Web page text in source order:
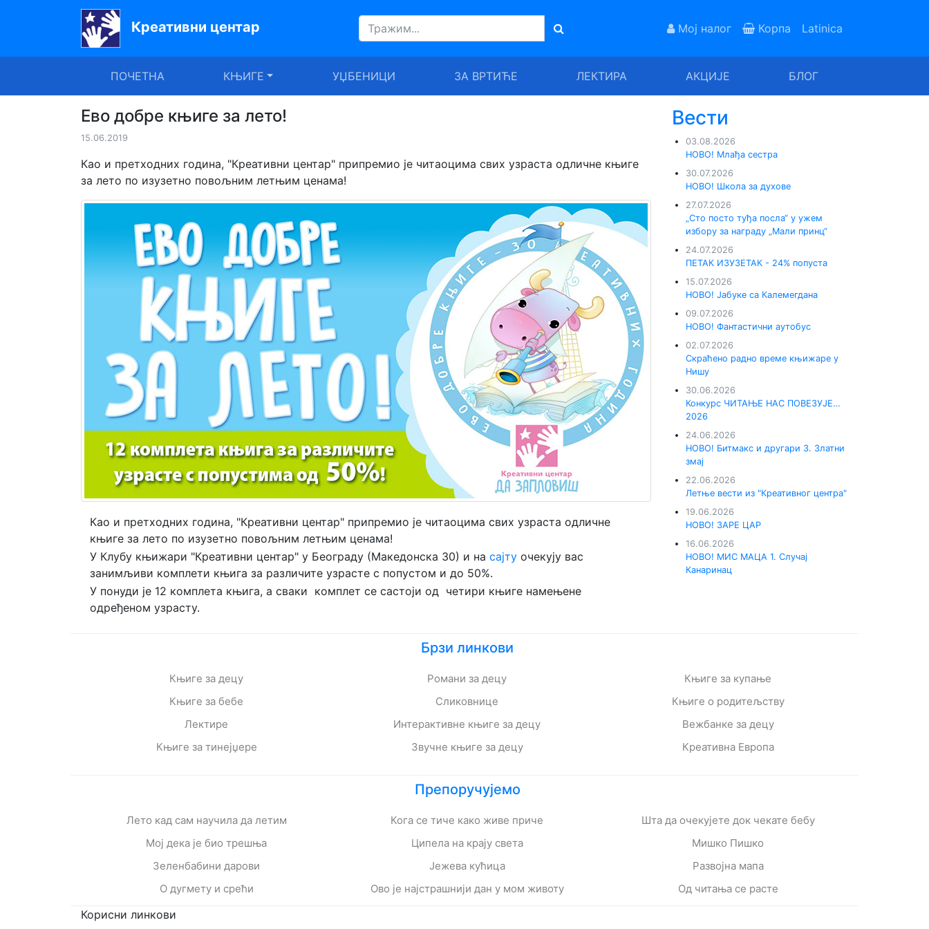
Креативни центар Мој налог Корпа Latinica
ПОЧЕТНА КЊИГЕ УЏБЕНИЦИ ЗА ВРТИЋЕ ЛЕКТИРА АКЦИЈЕ БЛОГ
Почетна
УџбенициЕво добре књиге за лето!
15.06.2019
Као и претходних година, "Креативни центар" припремио је читаоцима свих узраста одличне књиге
за лето по изузетно повољним летњим ценама!
Као и претходних година, "Креативни центар" припремио је читаоцима свих узраста одличне
књиге за лето по изузетно повољним летњим ценама!
У Клубу књижари "Креативни центар" у Београду (Македонска 30) и на сајту очекују вас
занимљиви комплети књига за различите узрасте с попустом и до 50%.
У понуди је 12 комплета књига, а сваки комплет се састоји од четири књиге намењене
одређеном узрасту.
Вести
03.08.2026
НОВО! Млађа сестра
30.07.2026
НОВО! Школа за духове
27.07.2026
„Сто посто туђа посла“ у ужем
избору за награду „Мали принц“
24.07.2026
ПЕТАК ИЗУЗЕТАК - 24% попуста
15.07.2026
НОВО! Јабуке са Калемегдана
09.07.2026
НОВО! Фантастични аутобус
02.07.2026
Скраћено радно време књижаре у
Нишу
30.06.2026
Конкурс ЧИТАЊЕ НАС ПОВЕЗУЈЕ…
2026
24.06.2026
НОВО! Битмакс и другари 3. Златни
змај
22.06.2026
Летње вести из "Креативног центра"
19.06.2026
НОВО! ЗАРЕ ЦАР
16.06.2026
НОВО! МИС МАЦА 1. Случај
Канаринац
Брзи линкови
Књиге за децу
Књиге за бебе
Лектире
Књиге за тинејџере
Романи за децу
Сликовнице
Интерактивне књиге за децу
Звучне књиге за децу
Књиге за купање
Књиге о родитељству
Вежбанке за децу
Креативна Европа
Препоручујемо
Лето кад сам научила да летим
Мој дека је био трешња
Зеленбабини дарови
О дугмету и срећи
Кога се тиче како живе приче
Ципела на крају света
Јежева кућица
Ово је најстрашнији дан у мом животу
Шта да очекујете док чекате бебу
Мишко Пишко
Развојна мапа
Од читања се расте
Корисни линкови